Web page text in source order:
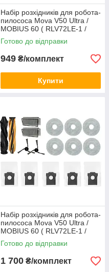
Набір розхідників для робота-
пилососа Mova V50 Ultra /
MOBIUS 60 ( RLV72LE-1 /
RLV72LE-1-bl / RLV83LE ) №2
Готово до відправки
949 ₴/комплект
Купити
Набір розхідників для робота-
пилососа Mova V50 Ultra /
MOBIUS 60 ( RLV72LE-1 /
RLV72LE-1-bl / RLV83LE ) №4
Готово до відправки
1 700 ₴/комплект